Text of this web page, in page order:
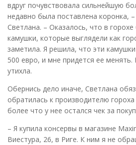
вдруг почувствовала сильнейшую
недавно была поставлена коронка,
Светлана. – Оказалось, что в
камушки, которые выглядели как
заметила. Я решила, что эти
500 евро, и мне придется ее
утихла.
Обернись дело иначе, Светлана
обратилась к производителю
более что у нее остался чек за
– Я купила консервы в магазине
Виестура, 26, в Риге. К ним я не